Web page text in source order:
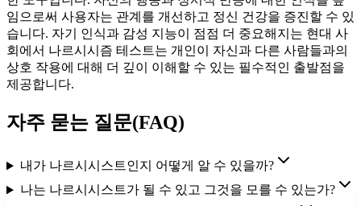
임으로써 사용자는 관계를 개선하고 정신 건강을 증진할 수 있
습니다. 자기 인식과 감성 지능이 점점 더 중요해지는 현대 사
회에서 나르시시즘 테스트는 개인이 자신과 다른 사람들과의
상호 작용에 대해 더 깊이 이해할 수 있는 필수적인 출발점을
제공합니다.
자주 묻는 질문(FAQ)
내가 나르시시스트인지 어떻게 알 수 있을까?
나는 나르시시스트가 될 수 있고 그것을 모를 수 있는가?